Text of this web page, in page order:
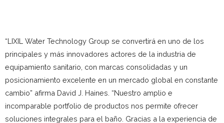
“LIXIL Water Technology Group se convertirá en uno de los
principales y más innovadores actores de la industria de
equipamiento sanitario, con marcas consolidadas y un
posicionamiento excelente en un mercado global en constante
cambio” afirma David J. Haines. “Nuestro amplio e
incomparable portfolio de productos nos permite ofrecer
soluciones integrales para el baño. Gracias a la experiencia de